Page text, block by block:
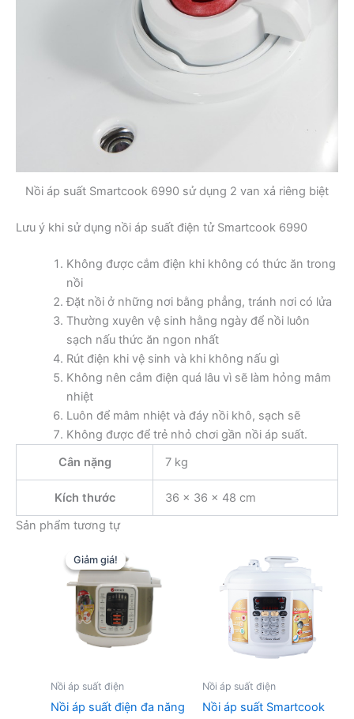
Nồi áp suất Smartcook 6990 sử dụng 2 van xả riêng biệt
Lưu ý khi sử dụng nồi áp suất điện tử Smartcook 6990
Không được cắm điện khi không có thức ăn trong
nồi
Đặt nồi ở những nơi bằng phẳng, tránh nơi có lửa
Thường xuyên vệ sinh hằng ngày để nồi luôn
sạch nấu thức ăn ngon nhất
Rút điện khi vệ sinh và khi không nấu gì
Không nên cắm điện quá lâu vì sẽ làm hỏng mâm
nhiệt
Luôn để mâm nhiệt và đáy nồi khô, sạch sẽ
Không được để trẻ nhỏ chơi gần nồi áp suất.
Cân nặng
7 kg
Kích thước
36 × 36 × 48 cm
Sản phẩm tương tự
Giảm giá!
Giảm giá!
Nồi áp suất điện
Nồi áp suất điện đa năng
Nồi áp suất điện
Nồi áp suất Smartcook